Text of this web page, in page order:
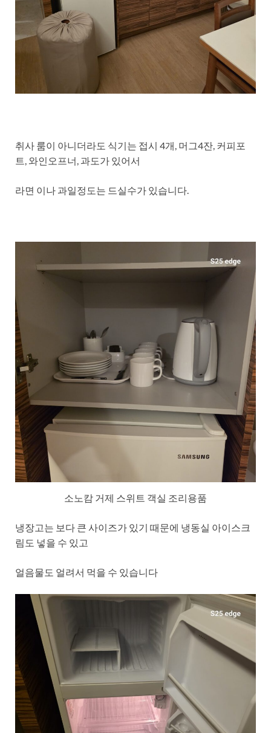
취사 룸이 아니더라도 식기는 접시 4개, 머그4잔, 커피포
트, 와인오프너, 과도가 있어서
라면 이나 과일정도는 드실수가 있습니다.
소노캄 거제 스위트 객실 조리용품
냉장고는 보다 큰 사이즈가 있기 때문에 냉동실 아이스크
림도 넣을 수 있고
얼음물도 얼려서 먹을 수 있습니다